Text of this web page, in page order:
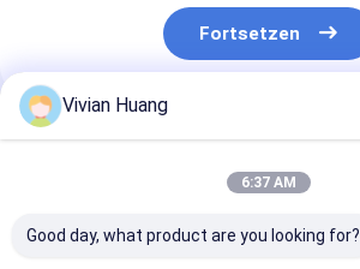
Fortsetzen
Empfohlene Produkte
Vivian Huang
6:37 AM
Good day, what product are you looking for?